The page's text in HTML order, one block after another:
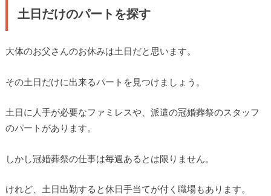
土日だけのパートを探す
大体のお父さんのお休みは土日だと思います。
その土日だけに出来るパートを見つけましょう。
土日に人手が必要なファミレスや、派遣の冠婚葬祭のスタッフ
のパートがあります。
しかし冠婚葬祭の仕事は毎週あるとは限りません。
けれど、土日出勤すると休日手当てが付く職場もあります。